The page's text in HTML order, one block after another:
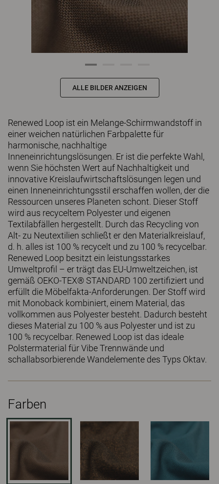
ALLE BILDER ANZEIGEN
Renewed Loop ist ein Melange-Schirmwandstoff in
einer weichen natürlichen Farbpalette für
harmonische, nachhaltige
Inneneinrichtungslösungen. Er ist die perfekte Wahl,
wenn Sie höchsten Wert auf Nachhaltigkeit und
innovative Kreislaufwirtschaftslösungen legen und
einen Inneneinrichtungsstil erschaffen wollen, der die
Ressourcen unseres Planeten schont. Dieser Stoff
wird aus recyceltem Polyester und eigenen
Textilabfällen hergestellt. Durch das Recycling von
Alt- zu Neutextilien schließt er den Materialkreislauf,
d. h. alles ist 100 % recycelt und zu 100 % recycelbar.
Renewed Loop besitzt ein leistungsstarkes
Umweltprofil – er trägt das EU-Umweltzeichen, ist
gemäß OEKO-TEX® STANDARD 100 zertifiziert und
erfüllt die Möbelfakta-Anforderungen. Der Stoff wird
mit Monoback kombiniert, einem Material, das
vollkommen aus Polyester besteht. Dadurch besteht
dieses Material zu 100 % aus Polyester und ist zu
100 % recycelbar. Renewed Loop ist das ideale
Polstermaterial für Vibe Trennwände und
schallabsorbierende Wandelemente des Typs Oktav.
Farben